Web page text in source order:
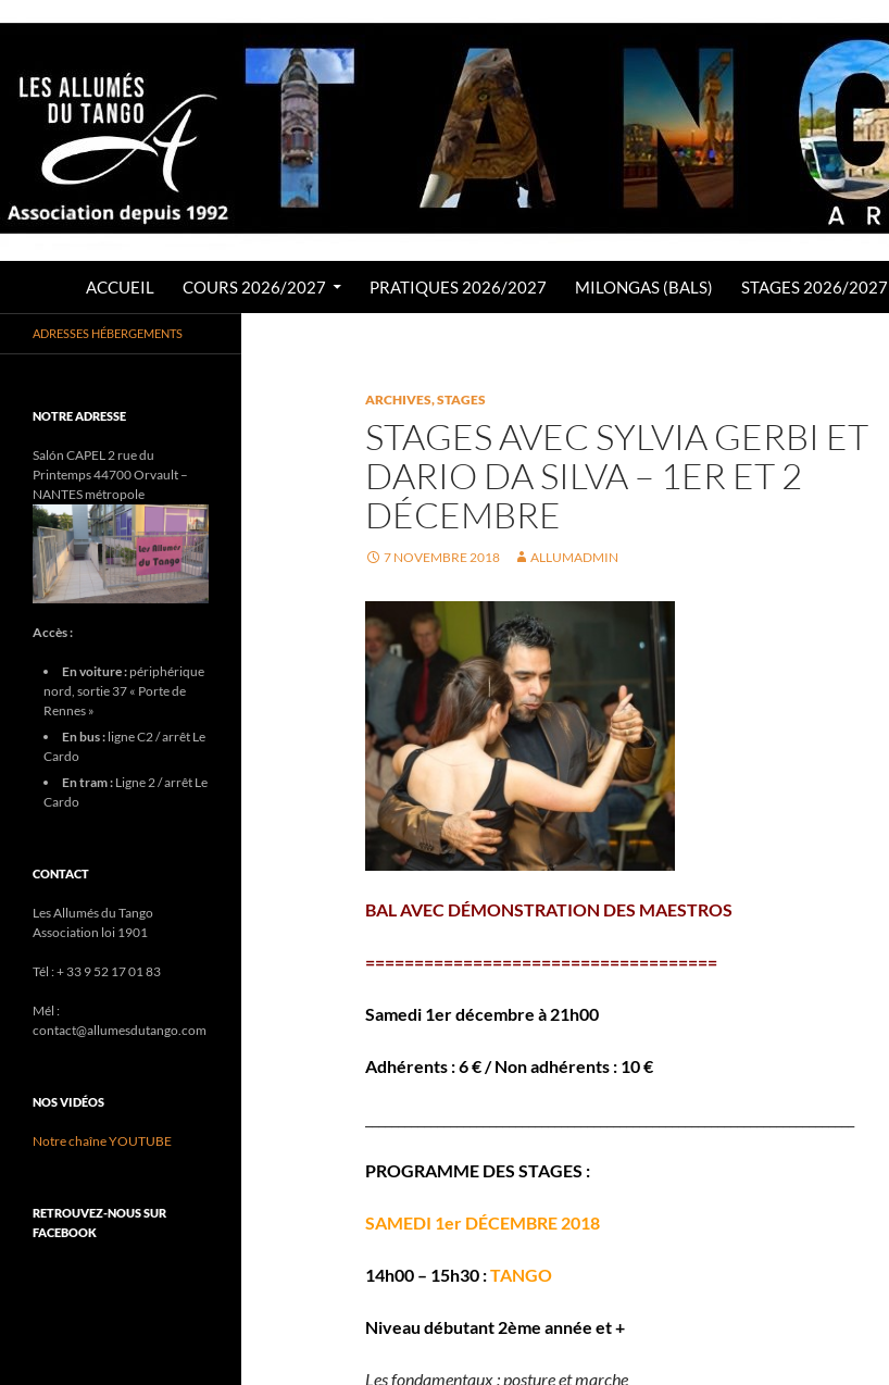
LES ALLUMÉS DU TANGO
ACCUEIL COURS 2026/2027 PRATIQUES 2026/2027 MILONGAS (BALS) STAGES 2026/2027
ARCHIVES,STAGES
STAGES AVEC SYLVIA GERBI ET
DARIO DA SILVA – 1ER ET 2
DÉCEMBRE
7 NOVEMBRE 2018 ALLUMADMIN
BAL AVEC DÉMONSTRATION DES MAESTROS
====================================
Samedi 1er décembre à 21h00
Adhérents : 6 € / Non adhérents : 10 €
PROGRAMME DES STAGES :
SAMEDI 1er DÉCEMBRE 2018
14h00 – 15h30 :TANGO
Niveau débutant 2ème année et +
Les fondamentaux : posture et marche
Association de Tango Argentin
depuis 1992
ADRESSES HÉBERGEMENTS
NOTRE ADRESSE
Salón CAPEL 2 rue du
Printemps 44700 Orvault –
NANTES métropole
Accès :
En voiture : périphérique
nord, sortie 37 « Porte de
Rennes »
En bus : ligne C2 / arrêt Le
Cardo
En tram : Ligne 2 / arrêt Le
Cardo
CONTACT
Les Allumés du Tango
Association loi 1901
Tél : + 33 9 52 17 01 83
Mél :
contact@allumesdutango.com
NOS VIDÉOS
Notre chaîne YOUTUBE
RETROUVEZ-NOUS SUR
FACEBOOK